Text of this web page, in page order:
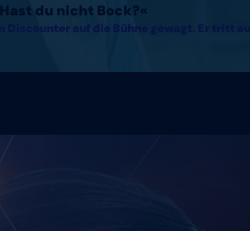
du nicht Bock?«
Discounter auf die Bühne gewagt. Er tritt